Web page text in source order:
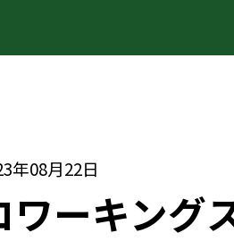
年08月22日
ワーキング